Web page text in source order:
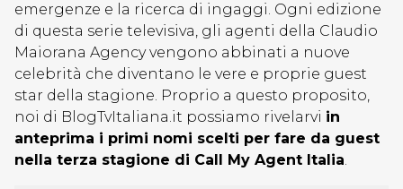
emergenze e la ricerca di ingaggi. Ogni edizione
di questa serie televisiva, gli agenti della Claudio
Maiorana Agency vengono abbinati a nuove
celebrità che diventano le vere e proprie guest
star della stagione. Proprio a questo proposito,
noi di BlogTvItaliana.it possiamo rivelarvi in
anteprima i primi nomi scelti per fare da guest
nella terza stagione di Call My Agent Italia.